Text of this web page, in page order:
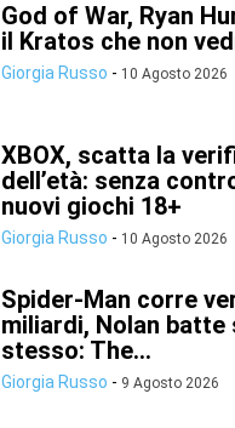
God of War, Ryan
il Kratos che non
Giorgia Russo - 10 Agosto 2026
XBOX, scatta la
dell’età: senza
nuovi giochi 18+
Giorgia Russo - 10 Agosto 2026
Spider-Man corre
miliardi, Nolan batte
stesso: The...
Giorgia Russo - 9 Agosto 2026